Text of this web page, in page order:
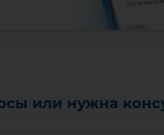
или нужна